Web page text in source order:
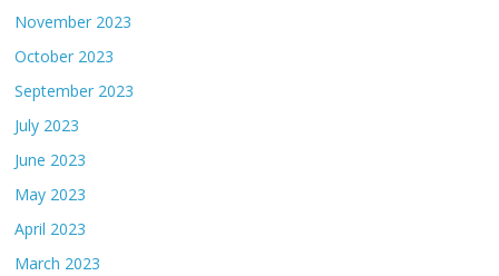
November 2023
October 2023
September 2023
July 2023
June 2023
May 2023
April 2023
March 2023